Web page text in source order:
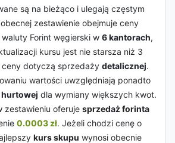
są na bieżąco i ulegają częstym
zestawienie obejmuje ceny
Forint węgierski w 6 kantorach,
kursu jest nie starsza niż 3
ceny dotyczą sprzedaży detalicznej.
wartości uwzględniają ponadto
hurtowej dla wymiany większych kwot.
zestawieniu oferuje sprzedaż forinta
0.0003 zł. Jeżeli chodzi cenę o
kurs skupu wynosi obecnie